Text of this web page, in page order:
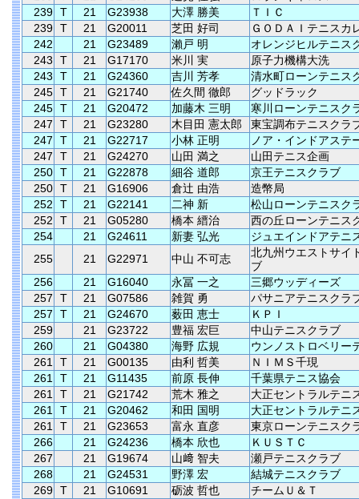
239 T 21 G23938 大澤 勝美
ＴＩＣ
239 T 21 G20011 芝田 好司
ＧＯＤＡＩテニスカ
242
21 G23489 瀨戸 明
オレンジヒルテニス
243
T 21 G17170 米川 実
原子力機構大洗
243
T 21 G24360 吉川 芳孝
清水町ローンテニス
245 T 21 G21740 佐久間 徹郎
グッドラック
245 T 21 G20472 加藤木 三明
寒川ローンテニスク
247
T 21 G23280 木目田 憲太郎
東宝調布テニスクラ
247
T 21 G22717 小林 正明
ノア・インドアステ
247
T 21 G24270 山田 満之
山田テニス企画
250 T 21 G22878 細谷 道郎
京王テニスクラブ
250 T 21 G16906 倉辻 由浩
造幣局
252
T 21 G22141 二神 新
松山ローンテニスク
252
T 21 G05280 橋本 縉治
西の丘ローンテニス
254
21 G24611 新妻 弘光
ジュエインドアテニ
255
21 G22971 中山 不可志
北九州ウエストサイ
ブ
256
21 G16040 永冨 一之
三郷ウッディーズ
257
T 21 G07586 雑賀 勇
パサニアテニスクラ
257
T 21 G24670 薮田 恵士
ＫＰＩ
259
21 G23722 豊福 宏巨
中山テニスクラブ
260
21 G04380 海野 広規
ウンノストロベリー
261
T 21 G00135 由利 哲美
ＮＩＭＳ千現
261
T 21 G11435 前原 長伸
千葉県テニス協会
261
T 21 G21742 荒木 雅之
大正セントラルテニ
261
T 21 G20462 和田 国明
大正セントラルテニ
261
T 21 G23653 富永 直彦
東京ローンテニスク
266
21 G24236 橋本 欣也
ＫＵＳＴＣ
267
21 G19674 山﨑 智夫
瀬戸テニスクラブ
268
21 G24531 野澤 宏
結城テニスクラブ
269 T 21 G10691 砺波 哲也
チームＵ＆Ｔ